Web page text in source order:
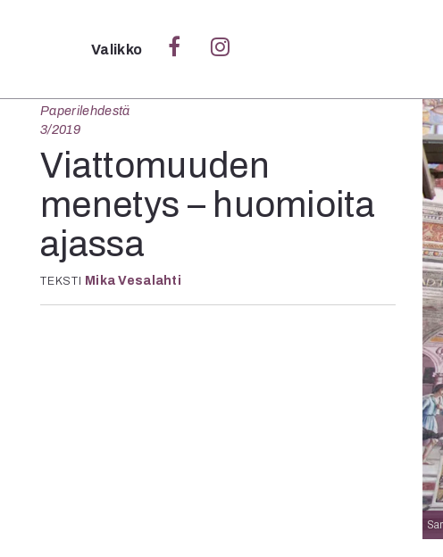
Sulje
Tanssi
In
Valikko
Paperilehdestä
3/2019
Viattomuuden
menetys – huomioita
ajassa
TEKSTI Mika Vesalahti